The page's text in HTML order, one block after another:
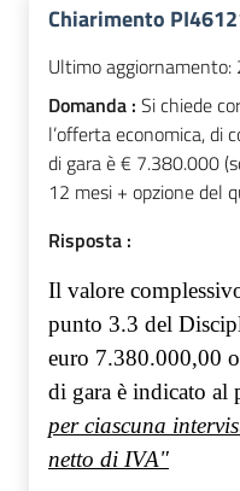
Chiarimento
Ultimo aggiornamento:
Domanda : Si chiede
l’offerta economica, di
di gara è € 7.380.000
12 mesi + opzione del
Risposta :
Il valore
punto 3.3 del
euro 7.380.000,00
di gara è indicato al
per ciascuna
netto di IVA"